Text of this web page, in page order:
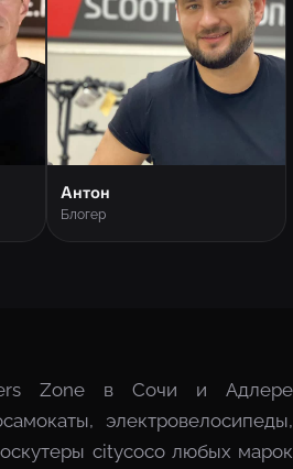
Антон
Блогер
Zone в Сочи и Адлере
электровелосипеды,
citycoco любых марок